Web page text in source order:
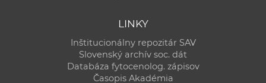
LINKY
Inštitucionálny repozitár SAV
Slovenský archív soc. dát
Databáza fytocenolog. zápisov
Časopis Akadémia